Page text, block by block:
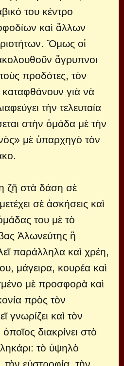
του κέντρο
καὶ ἄλλων
Ὅμως οἱ
ἄγρυπνοι
προδότες, τὸν
καταφθάνουν γιὰ νὰ
τὴν τελευταία
στὴν ὁμάδα μὲ τὴν
μὲ ὑπαρχηγὸ τὸν
ζῇ στὰ δάση σὲ
σὲ ἀσκήσεις καὶ
του μὲ τὸ
Ἁλωνεύτης ἢ
παράλληλα καὶ χρέη,
μάγειρα, κουρέα καὶ
μὲ προσφορὰ καὶ
πρὸς τὸν
καὶ τὸν
διακρίνει στὸ
τὸ ὑψηλὸ